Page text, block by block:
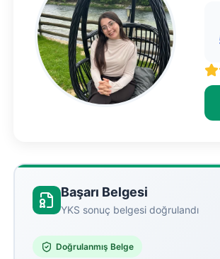
Başarı Belgesi
YKS sonuç belgesi doğrulandı
Doğrulanmış Belge